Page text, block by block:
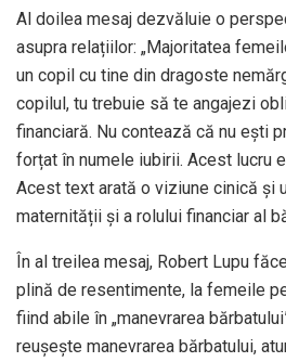
Al doilea mesaj dezvăluie o
asupra relațiilor: „Majoritatea
un copil cu tine din dragoste
copilul, tu trebuie să te angajezi
financiară. Nu contează că nu ești
forțat în numele iubirii. Acest lucru
Acest text arată o viziune cinică și
maternității și a rolului financiar al
În al treilea mesaj, Robert Lupu
plină de resentimente, la femeile
fiind abile în „manevrarea
reușește manevrarea bărbatului,